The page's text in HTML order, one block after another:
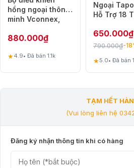
TẠM HẾT
(Vui lòng liên hệ
Đăng ký nhận thông tin khi có hàng
hồng ngoại thông
minh Vconnex,
môi trường
880.000₫
★4.9• Đã bán 1.1k
Ngoại Tapo
Hỗ Trợ 18
Matter
650.000₫
790.000₫-
★5.0• Đã bán